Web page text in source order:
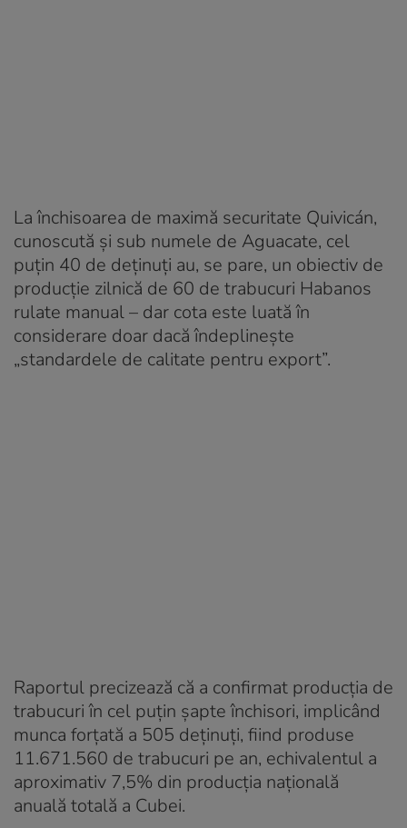
La închisoarea de maximă securitate Quivicán,
cunoscută și sub numele de Aguacate, cel
puțin 40 de deținuți au, se pare, un obiectiv de
producție zilnică de 60 de trabucuri Habanos
rulate manual – dar cota este luată în
considerare doar dacă îndeplinește
„standardele de calitate pentru export”.
Raportul precizează că a confirmat producția de
trabucuri în cel puțin șapte închisori, implicând
munca forțată a 505 deținuți, fiind produse
11.671.560 de trabucuri pe an, echivalentul a
aproximativ 7,5% din producția națională
anuală totală a Cubei.